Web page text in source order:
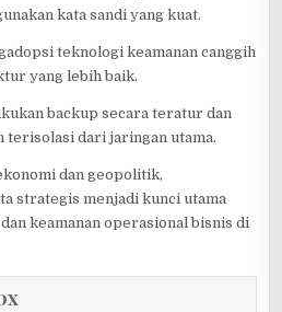
kata sandi yang kuat.
teknologi keamanan canggih
yang lebih baik.
backup secara teratur dan
terisolasi dari jaringan utama.
dan geopolitik,
strategis menjadi kunci utama
keamanan operasional bisnis di